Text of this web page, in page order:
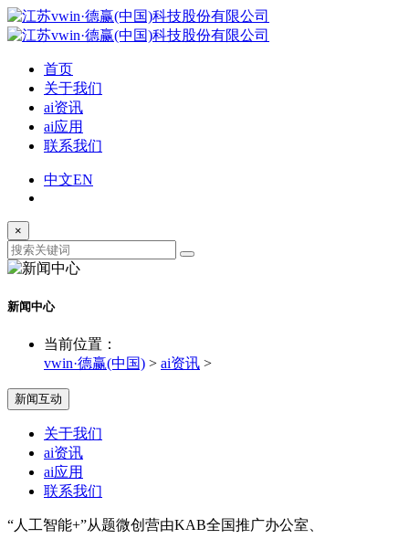
首页
关于我们
ai资讯
ai应用
联系我们
中文EN
×
新闻中心
当前位置：
vwin·德赢(中国) > ai资讯 >
新闻互动
关于我们
ai资讯
ai应用
联系我们
“人工智能+”从题微创营由KAB全国推广办公室、